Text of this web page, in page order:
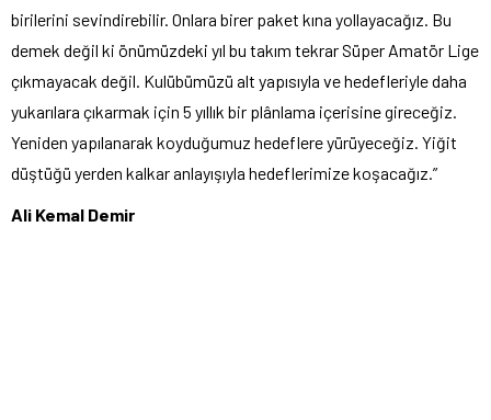
birilerini sevindirebilir. Onlara birer paket kına yollayacağız. Bu
demek değil ki önümüzdeki yıl bu takım tekrar Süper Amatör Lige
çıkmayacak değil. Kulübümüzü alt yapısıyla ve hedefleriyle daha
yukarılara çıkarmak için 5 yıllık bir plânlama içerisine gireceğiz.
Yeniden yapılanarak koyduğumuz hedeflere yürüyeceğiz. Yiğit
düştüğü yerden kalkar anlayışıyla hedeflerimize koşacağız.”
Ali Kemal Demir